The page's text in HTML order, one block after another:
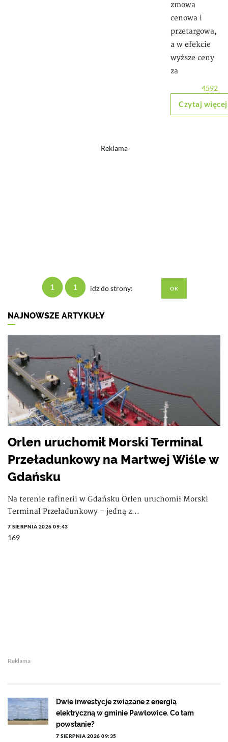
zmowa
cenowa i
przetargowa,
a w efekcie
wyższe ceny
za
4592
Czytaj więcej
Reklama
1 1 idz do strony:
NAJNOWSZE ARTYKUŁY
Orlen uruchomił Morski Terminal
Przeładunkowy na Martwej Wiśle w
Gdańsku
Na terenie rafinerii w Gdańsku Orlen uruchomił Morski
Terminal Przeładunkowy – jedną z...
7 SIERPNIA 2026 09:43
169
Reklama
Dwie inwestycje związane z energią
elektryczną w gminie Pawłowice. Co tam
powstanie?
7 SIERPNIA 2026 09:35